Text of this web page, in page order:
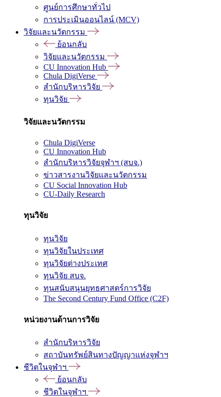
ศูนย์การศึกษาทั่วไป
การประเมินออนไลน์ (MCV)
วิจัยและนวัตกรรม
ย้อนกลับ
วิจัยและนวัตกรรม
CU Innovation Hub
Chula DigiVerse
สำนักบริหารวิจัย
ทุนวิจัย
วิจัยและนวัตกรรม
Chula DigiVerse
CU Innovation Hub
สำนักบริหารวิจัยจุฬาฯ (สบจ.)
ข่าวสารงานวิจัยและนวัตกรรม
CU Social Innovation Hub
CU-Daily Research
ทุนวิจัย
ทุนวิจัย
ทุนวิจัยในประเทศ
ทุนวิจัยต่างประเทศ
ทุนวิจัย สบจ.
ทุนสนับสนุนยุทธศาสตร์การวิจัย
The Second Century Fund Office (C2F)
หน่วยงานด้านการวิจัย
สำนักบริหารวิจัย
สถาบันทรัพย์สินทางปัญญาแห่งจุฬาฯ
ชีวิตในจุฬาฯ
ย้อนกลับ
ชีวิตในจุฬาฯ